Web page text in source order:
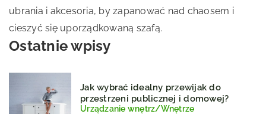
ubrania i akcesoria, by zapanować nad chaosem i
cieszyć się uporządkowaną szafą.
Ostatnie wpisy
Jak wybrać idealny przewijak do
przestrzeni publicznej i domowej?
Urządzanie wnętrz/Wnętrze